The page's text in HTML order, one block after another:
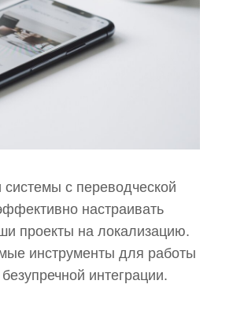
с переводческой
настраивать
проекты на локализацию.
инструменты для работы
интеграции.